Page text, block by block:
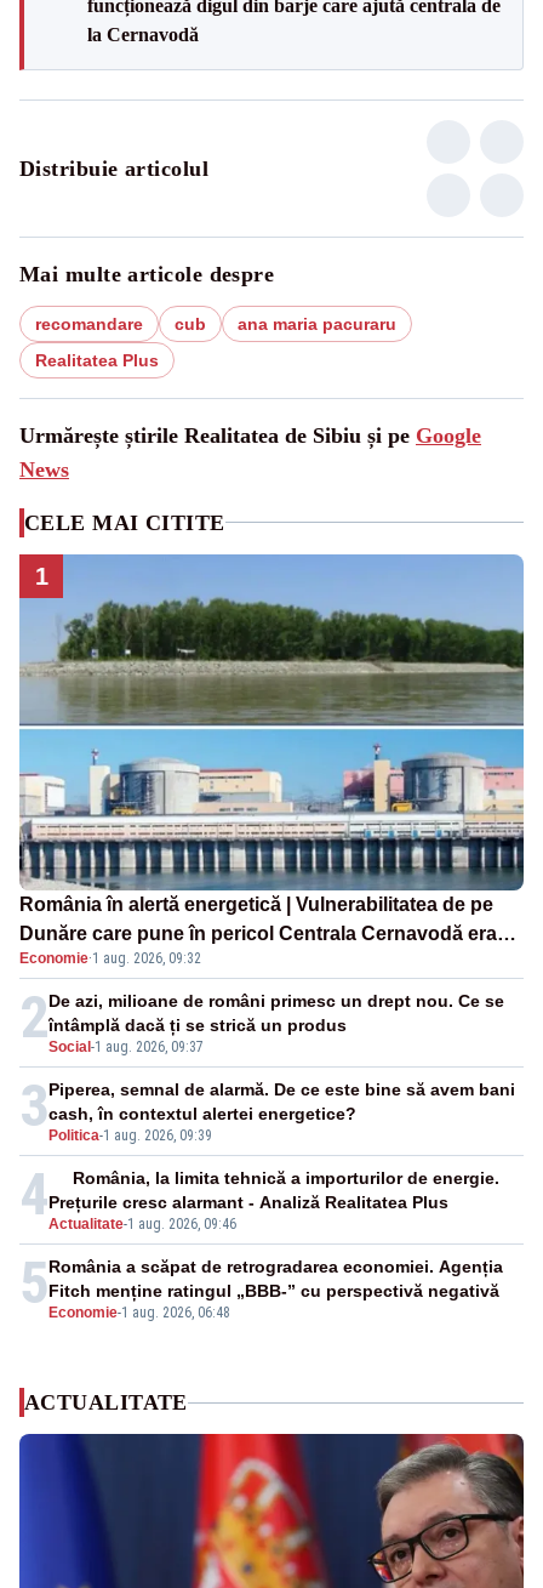
funcționează digul din barje care ajută centrala de
la Cernavodă
Distribuie articolul
Mai multe articole despre
recomandare cub
ana maria pacuraru
Realitatea Plus
Urmărește știrile Realitatea de Sibiu și pe Google
News
CELE MAI CITITE
1
România în alertă energetică | Vulnerabilitatea de pe
Dunăre care pune în pericol Centrala Cernavodă era
cunoscută de pe vremea lui Ceaușescu
Economie·1 aug. 2026, 09:32
2Social -1 aug. 2026, 09:37
De azi, milioane de români primesc un drept nou. Ce se
întâmplă dacă ți se strică un produs
3 Politica-1 aug. 2026, 09:39
Piperea, semnal de alarmă. De ce este bine să avem bani
cash, în contextul alertei energetice?
4Actualitate-1 aug. 2026, 09:46
România, la limita tehnică a importurilor de energie.
Prețurile cresc alarmant - Analiză Realitatea Plus
5 Economie-1 aug. 2026, 06:48
România a scăpat de retrogradarea economiei. Agenția
Fitch menține ratingul „BBB-” cu perspectivă negativă
ACTUALITATE